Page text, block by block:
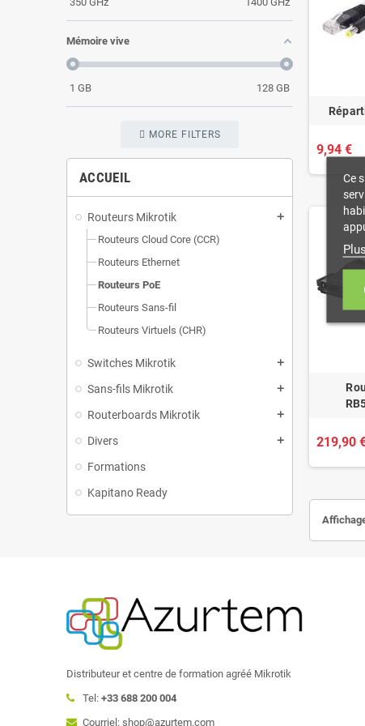
Mémoire vive
1 GB 128 GB
MORE FILTERS
ACCUEIL
Routeurs Mikrotik add
Routeurs Cloud Core (CCR)
Routeurs Ethernet
Routeurs PoE
Routeurs Sans-fil
Routeurs Virtuels (CHR)
Switches Mikrotik add
Sans-fils Mikrotik add
Routerboards Mikrotik add
Divers add
Formations
Kapitano Ready
9,94 €
219,90
Distributeur et centre de formation agréé Mikrotik
Tel: +33 688 200 004
Courriel: shop@azurtem.com
Ce